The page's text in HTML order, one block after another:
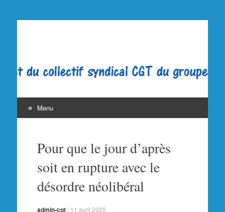
FIGARO
Menu
contenuPour que le jour d’après
soit en rupture avec le
désordre néolibéral
admin-cgt/ 11 avril 2020